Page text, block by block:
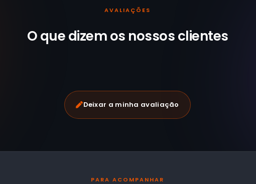
AVALIAÇÕES
O que dizem os nossosclientes
Deixar a minha avaliação
PARA ACOMPANHAR